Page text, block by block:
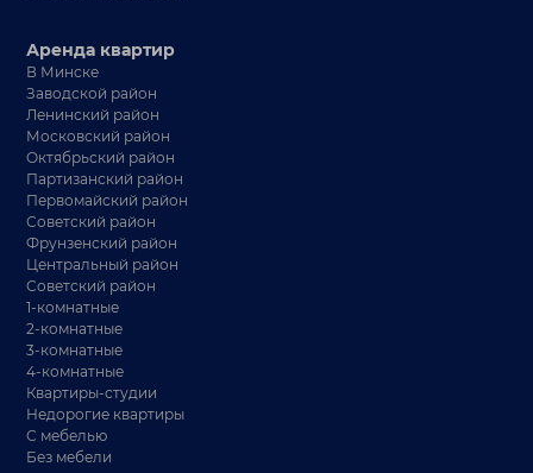
Аренда квартир
В Минске
Заводской район
Ленинский район
Московский район
Октябрьский район
Партизанский район
Первомайский район
Советский район
Фрунзенский район
Центральный район
Советский район
1-комнатные
2-комнатные
3-комнатные
4-комнатные
Квартиры-студии
Недорогие квартиры
С мебелью
Без мебели